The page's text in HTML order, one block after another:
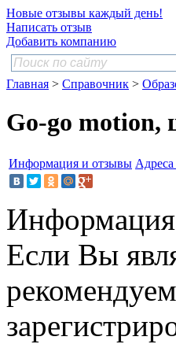
Новые отзывы каждый день!
Написать отзыв
Добавить компанию
Главная > Справочник >
Go-go motion,
Информация и отзывы
Информация
Если Вы